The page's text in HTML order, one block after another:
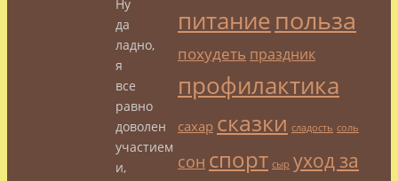
Ну
да
ладно,
я
все
равно
доволен
участием
и,
питание польза
похудеть праздник
профилактика
сахар сказки сладость соль
сон спорт сыр уход за